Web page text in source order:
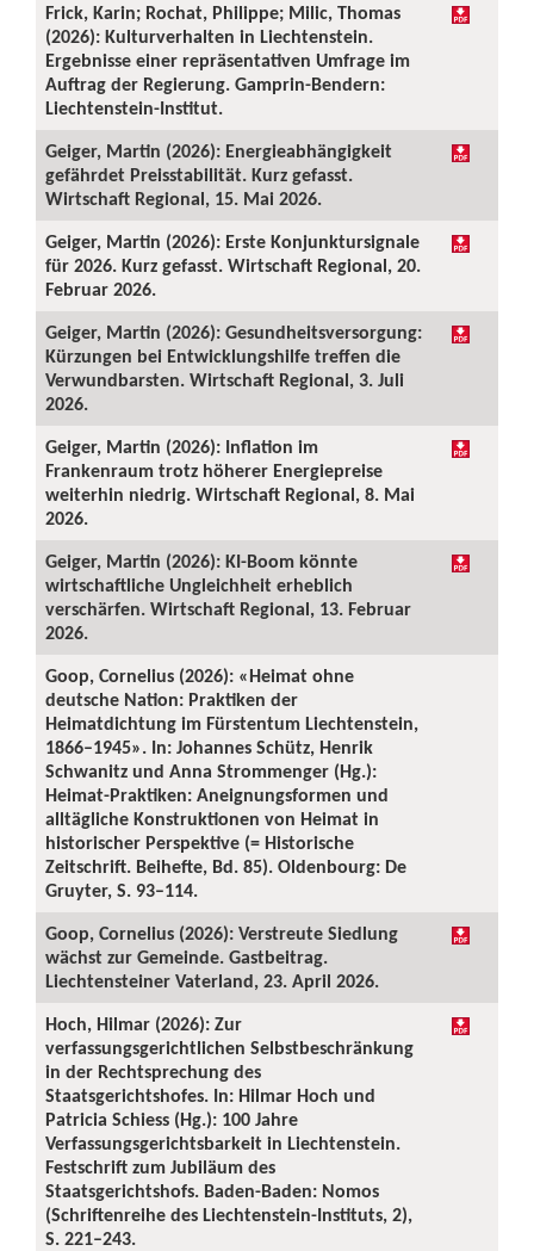
Frick, Karin; Rochat, Philippe; Milic, Thomas
(2026): Kulturverhalten in Liechtenstein.
Ergebnisse einer repräsentativen Umfrage im
Auftrag der Regierung. Gamprin-Bendern:
Liechtenstein-Institut.
Geiger, Martin (2026): Energieabhängigkeit
gefährdet Preisstabilität. Kurz gefasst.
Wirtschaft Regional, 15. Mai 2026.
Geiger, Martin (2026): Erste Konjunktursignale
für 2026. Kurz gefasst. Wirtschaft Regional, 20.
Februar 2026.
Geiger, Martin (2026): Gesundheitsversorgung:
Kürzungen bei Entwicklungshilfe treffen die
Verwundbarsten. Wirtschaft Regional, 3. Juli
2026.
Geiger, Martin (2026): Inflation im
Frankenraum trotz höherer Energiepreise
weiterhin niedrig. Wirtschaft Regional, 8. Mai
2026.
Geiger, Martin (2026): KI-Boom könnte
wirtschaftliche Ungleichheit erheblich
verschärfen. Wirtschaft Regional, 13. Februar
2026.
Goop, Cornelius (2026): «Heimat ohne
deutsche Nation: Praktiken der
Heimatdichtung im Fürstentum Liechtenstein,
1866–1945». In: Johannes Schütz, Henrik
Schwanitz und Anna Strommenger (Hg.):
Heimat-Praktiken: Aneignungsformen und
alltägliche Konstruktionen von Heimat in
historischer Perspektive (= Historische
Zeitschrift. Beihefte, Bd. 85). Oldenbourg: De
Gruyter, S. 93–114.
Goop, Cornelius (2026): Verstreute Siedlung
wächst zur Gemeinde. Gastbeitrag.
Liechtensteiner Vaterland, 23. April 2026.
Hoch, Hilmar (2026): Zur
verfassungsgerichtlichen Selbstbeschränkung
in der Rechtsprechung des
Staatsgerichtshofes. In: Hilmar Hoch und
Patricia Schiess (Hg.): 100 Jahre
Verfassungsgerichtsbarkeit in Liechtenstein.
Festschrift zum Jubiläum des
Staatsgerichtshofs. Baden-Baden: Nomos
(Schriftenreihe des Liechtenstein-Instituts, 2),
S. 221–243.